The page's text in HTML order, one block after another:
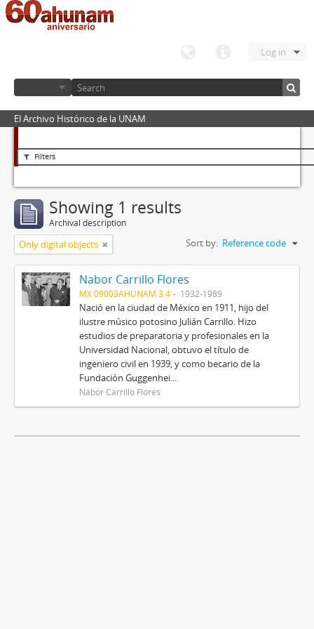
Log in
El Archivo Histórico de la UNAM
Filters
Showing 1 results
Archival description
Only digital objects Sort by: Reference code
Nabor Carrillo Flores
MX 09003AHUNAM 3.4 1932-1989
Nació en la ciudad de México en 1911, hijo del
ilustre músico potosino Julián Carrillo. Hizo
estudios de preparatoria y profesionales en la
Universidad Nacional, obtuvo el título de
ingeniero civil en 1939, y como becario de la
Fundación Guggenhei...
Nabor Carrillo Flores